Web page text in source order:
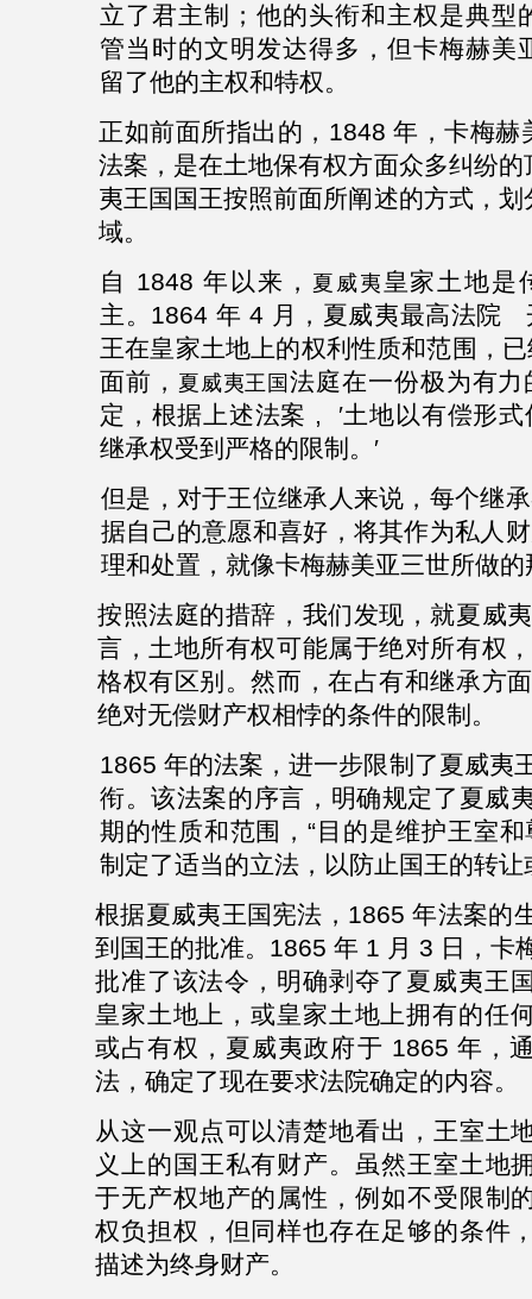
立了君主制；他的头衔和主权是典型
管当时的文明发达得多，但卡梅赫美
留了他的主权和特权。
正如前面所指出的， 1848年，卡梅赫
法案，是在土地保有权方面众多纠纷的
夷王国国王按照前面所阐述的方式，划
域。
自
1848 年以来， 夏威夷 皇家土地是
主。 1864 年 4 月，夏威夷最高法院
王在皇家土地上的权利性质和范围，
面前， 夏威夷王国法庭在一份极为有力
定，根据上述法案 , ′土地以有偿形式
继承权受到严格的限制。′
但是，对于王位继承人来说，每个继
据自己的意愿和喜好，将其作为私人
理和处置，就像卡梅赫美亚三世所做的
按照法庭的措辞，我们发现，就夏威
言，土地所有权可能属于绝对所有权
格权有区别。然而，在占有和继承方
绝对无偿财产权相悖的条件的限制。
1865年的法案，进一步限制了夏威夷
衔。该法案的序言，明确规定了夏威
期的性质和范围，“目的是维护王室和
制定了适当的立法，以防止国王的转让
根据夏威夷王国宪法， 1865年法案的
到国王的批准。 1865 年 1 月 3 日， 卡
批准了该法令，明确剥夺了夏威夷王
皇家土地上，或皇家土地上拥有的任
或占有权，夏威夷政府于 1865 年，
法，确定了现在要求法院确定的内容。
从这一观点可以清楚地看出，王室土
义上的国王私有财产。虽然王室土地
于无产权地产的属性，例如不受限制
权负担权，但同样也存在足够的条件
描述为终身财产。